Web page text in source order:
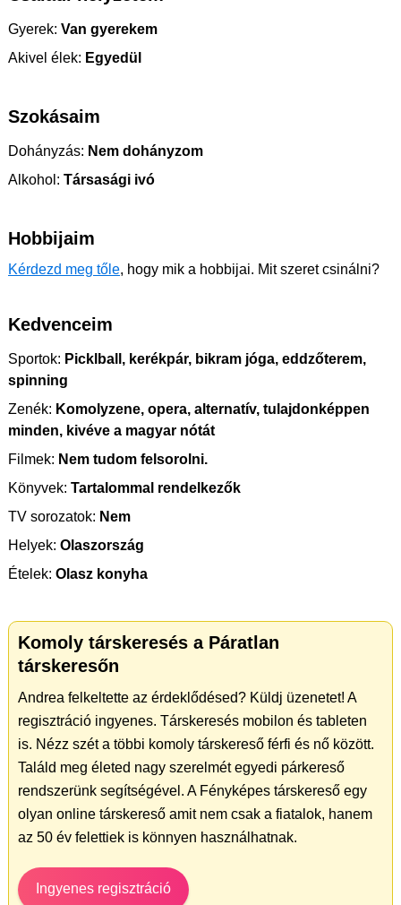
Gyerek: Van gyerekem
Akivel élek: Egyedül
Szokásaim
Dohányzás: Nem dohányzom
Alkohol: Társasági ivó
Hobbijaim
Kérdezd meg tőle, hogy mik a hobbijai. Mit szeret csinálni?
Kedvenceim
Sportok: Picklball, kerékpár, bikram jóga, eddzőterem,
spinning
Zenék: Komolyzene, opera, alternatív, tulajdonképpen
minden, kivéve a magyar nótát
Filmek: Nem tudom felsorolni.
Könyvek: Tartalommal rendelkezők
TV sorozatok: Nem
Helyek: Olaszország
Ételek: Olasz konyha
Komoly társkeresés a Páratlan
társkeresőn
Andrea felkeltette az érdeklődésed? Küldj üzenetet! A
regisztráció ingyenes. Társkeresés mobilon és tableten
is. Nézz szét a többi komoly társkereső férfi és nő között.
Találd meg életed nagy szerelmét egyedi párkereső
rendszerünk segítségével. A Fényképes társkereső egy
olyan online társkereső amit nem csak a fiatalok, hanem
az 50 év felettiek is könnyen használhatnak.
Ingyenes regisztráció